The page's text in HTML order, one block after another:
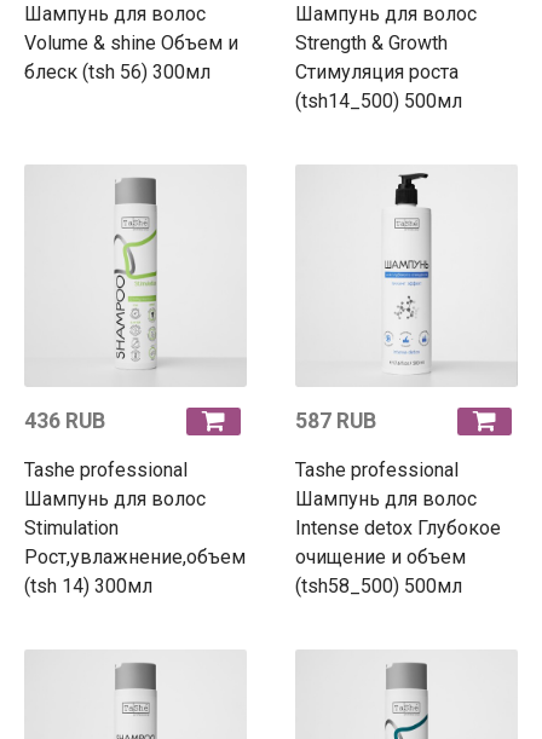
Шампунь для волос
Volume & shine Объем и
блеск (tsh 56) 300мл
Шампунь для волос
Strength & Growth
Стимуляция роста
(tsh14_500) 500мл
436 RUB
Tashe professional
Шампунь для волос
Stimulation
Рост,увлажнение,объем
(tsh 14) 300мл
587 RUB
Tashe professional
Шампунь для волос
Intense detox Глубокое
очищение и объем
(tsh58_500) 500мл